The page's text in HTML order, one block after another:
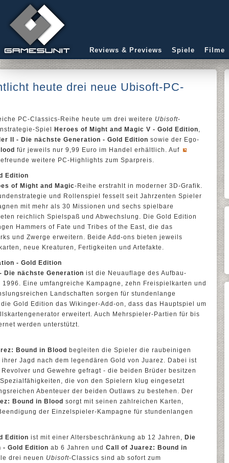
Reviews & Previews Spiele Filme
heute drei neue Ubisoft-PC-
PC-Classics-Reihe heute um drei weitere Ubisoft-
Spiel
Heroes of Might and Magic V - Gold Edition,
II - Die nächste Generation - Gold Edition sowie der Ego-
für jeweils nur 9,99 Euro im Handel erhältlich. Auf
weitere PC-Highlights zum Sparpreis.
Edition
of Might and Magic-Reihe erstrahlt in moderner 3D-Grafik.
und Rollenspiel fesselt seit Jahrzenten Spieler
mit mehr als 30 Missionen und sechs spielbare
reichlich Spielspaß und Abwechslung. Die Gold Edition
Hammers of Fate und Tribes of the East, die das
und Zwerge erweitern. Beide Add-ons bieten jeweils
neue Kreaturen, Fertigkeiten und Artefakte.
- Gold Edition
Die nächste Generation ist die Neuauflage des Aufbau-
Eine umfangreiche Kampagne, zehn Freispielkarten und
Landschaften sorgen für stundenlange
Gold Edition das Wikinger-Add-on, dass das Hauptspiel um
erweitert. Auch Mehrspieler-Partien für bis
werden unterstützt.
Bound in Blood begleiten die Spieler die raubeinigen
Jagd nach dem legendären Gold von Juarez. Dabei ist
und Gewehre gefragt - die beiden Brüder besitzen
die von den Spielern klug eingesetzt
Abenteuer der beiden Outlaws zu bestehen. Der
Bound in Blood sorgt mit seinen zahlreichen Karten,
der Einzelspieler-Kampagne für stundenlangen
Edition ist mit einer Altersbeschränkung ab 12 Jahren, Die
- Gold Edition ab 6 Jahren und Call of Juarez: Bound in
drei neuen Ubisoft-Classics sind ab sofort zum